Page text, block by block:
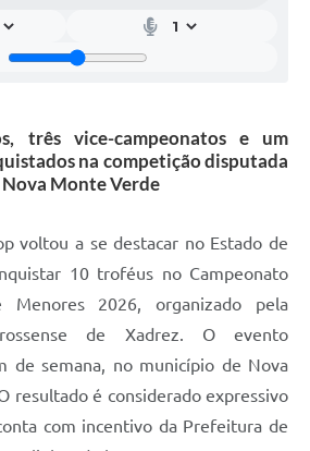
três vice-campeonatos e um
na competição disputada
Nova Monte Verde
voltou a se destacar no Estado de
10 troféus no Campeonato
Menores 2026, organizado pela
de Xadrez. O evento
de semana, no município de Nova
resultado é considerado expressivo
com incentivo da Prefeitura de